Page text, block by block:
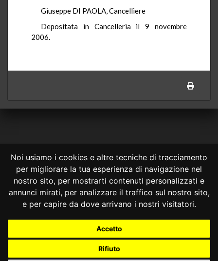
Noi usiamo i cookies e altre tecniche di tracciamento
per migliorare la tua esperienza di navigazione nel
nostro sito, per mostrarti contenuti personalizzati e
annunci mirati, per analizzare il traffico sul nostro sito,
e per capire da dove arrivano i nostri visitatori.
Accetto
Rifiuto
Giuseppe DI PAOLA, Cancelliere
Depositata in Cancelleria il 9 novembre
2006.
CONSULTA ONLINE DAL 1995 -NOTE LEGALI
Consulta OnLine non ha prodotto e non è responsabile per i contenuti e
le informazioni legali di siti collegati.
costituisce una relazione di consulenza legale.
Nessuno deve confidare o agire in base alle informazioni disponibili in
info@giurcost.org| Giurisprudenza Costituzionale|